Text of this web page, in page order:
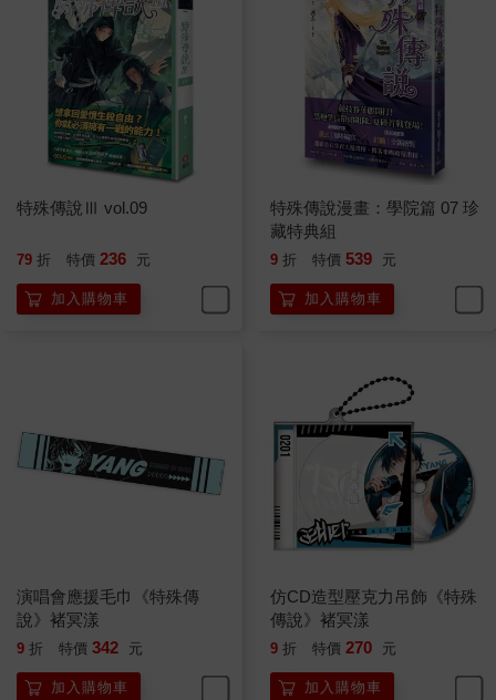
特殊傳說Ⅲ vol.09
79 折 特價 236 元
加入購物車
特殊傳說漫畫：學院篇 07 珍
藏特典組
9 折 特價 539 元
加入購物車
演唱會應援毛巾《特殊傳
說》褚冥漾
9 折 特價 342 元
加入購物車
仿CD造型壓克力吊飾《特殊
傳說》褚冥漾
9 折 特價 270 元
加入購物車